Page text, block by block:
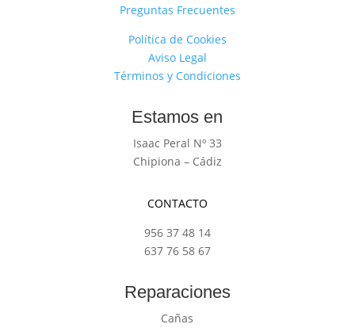
Preguntas Frecuentes
Política de Cookies
Aviso Legal
Términos y Condiciones
Estamos en
Isaac Peral Nº 33
Chipiona – Cádiz
CONTACTO
956 37 48 14
637 76 58 67
Reparaciones
Cañas